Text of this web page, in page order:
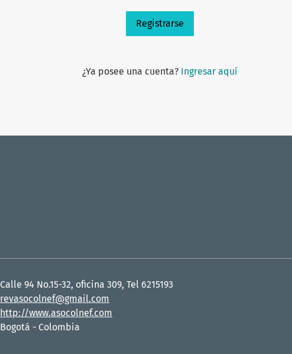
Registrarse
¿Ya posee una cuenta? Ingresar aquí
Calle 94 No.15-32, oficina 309, Tel 6215193
revasocolnef@gmail.com
http://www.asocolnef.com
Bogotá - Colombia